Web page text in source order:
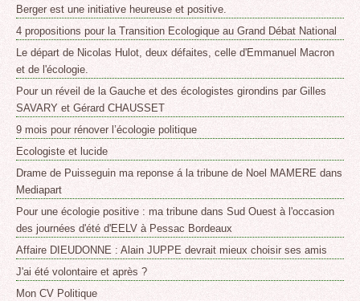
Berger est une initiative heureuse et positive.
4 propositions pour la Transition Ecologique au Grand Débat National
Le départ de Nicolas Hulot, deux défaites, celle d'Emmanuel Macron
et de l'écologie.
Pour un réveil de la Gauche et des écologistes girondins par Gilles
SAVARY et Gérard CHAUSSET
9 mois pour rénover l’écologie politique
Ecologiste et lucide
Drame de Puisseguin ma reponse á la tribune de Noel MAMERE dans
Mediapart
Pour une écologie positive : ma tribune dans Sud Ouest à l'occasion
des journées d'été d'EELV à Pessac Bordeaux
Affaire DIEUDONNE : Alain JUPPE devrait mieux choisir ses amis
J'ai été volontaire et après ?
Mon CV Politique